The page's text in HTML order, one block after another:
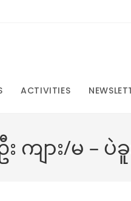
ACTIVITIES
ကျား/မ – ပဲခူ